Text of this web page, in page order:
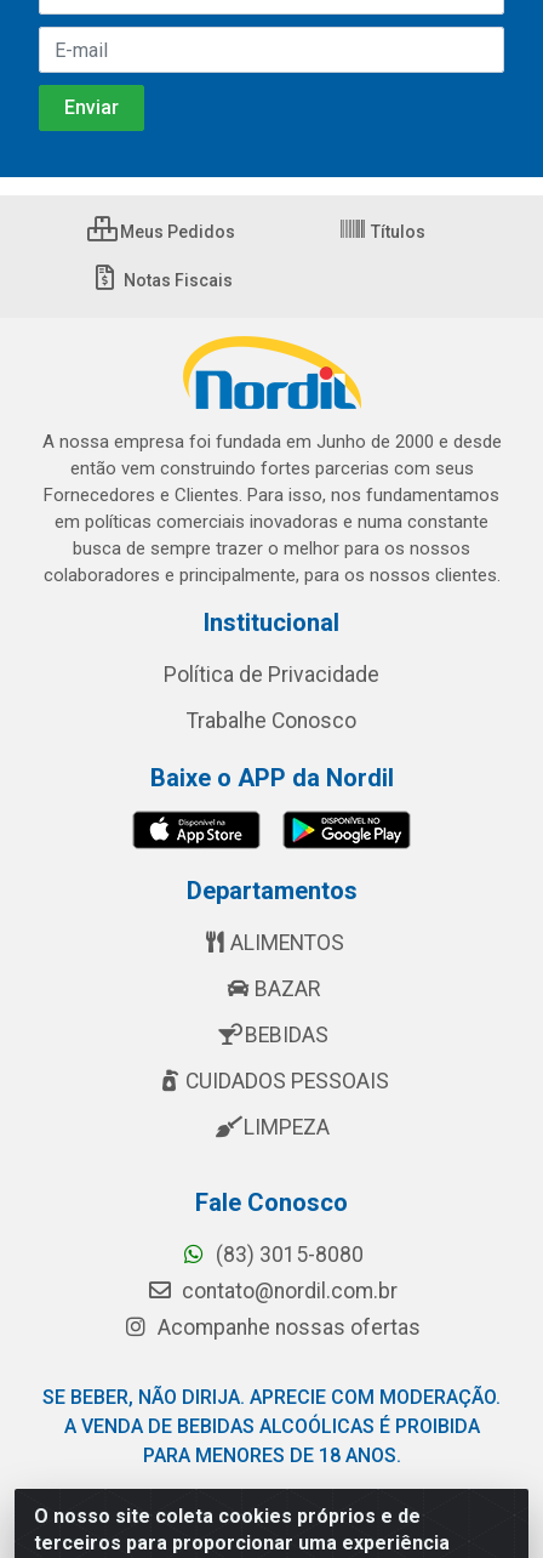
O nosso site coleta cookies próprios e de
terceiros para proporcionar uma experiência
Meus Pedidos Títulos
Notas Fiscais
A nossa empresa foi fundada em Junho de 2000 e desde
então vem construindo fortes parcerias com seus
Fornecedores e Clientes. Para isso, nos fundamentamos
em políticas comerciais inovadoras e numa constante
busca de sempre trazer o melhor para os nossos
colaboradores e principalmente, para os nossos clientes.
Institucional
Política de Privacidade
Trabalhe Conosco
Baixe o APP da Nordil
Departamentos
ALIMENTOS
BAZAR
BEBIDAS
CUIDADOS PESSOAIS
LIMPEZA
Fale Conosco
(83) 3015-8080
contato@nordil.com.br
Acompanhe nossas ofertas
SE BEBER, NÃO DIRIJA. APRECIE COM MODERAÇÃO.
A VENDA DE BEBIDAS ALCOÓLICAS É PROIBIDA
PARA MENORES DE 18 ANOS.
Nordil Distribuidora - Avenida Liberdade, 2738, Bloco F -